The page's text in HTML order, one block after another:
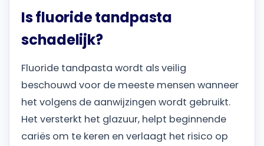
Is fluoride tandpasta
schadelijk?
Fluoride tandpasta wordt als veilig
beschouwd voor de meeste mensen wanneer
het volgens de aanwijzingen wordt gebruikt.
Het versterkt het glazuur, helpt beginnende
cariës om te keren en verlaagt het risico op